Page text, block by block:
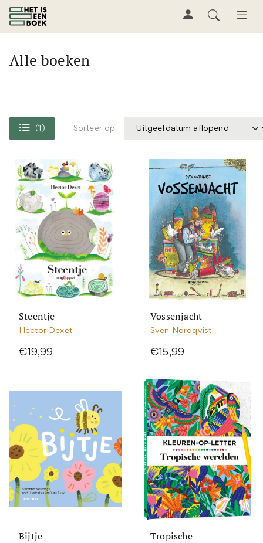
Alle boeken
(1) Sorteer op
Steentje
Hector Dexet
€19,99
Vossenjacht
Sven Nordqvist
€15,99
Bijtje
Tropische